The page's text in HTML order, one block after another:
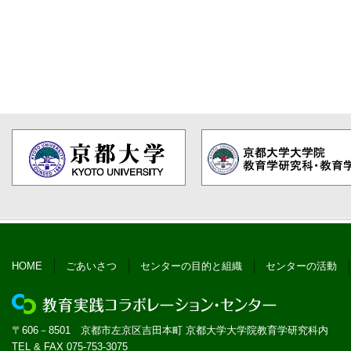
HOME ごあいさつ センターの目的と組織 センターの活動
〒606－8501 京都市左京区吉田本町 京都大学大学院教育学研究科内
TEL & FAX 075-753-3075